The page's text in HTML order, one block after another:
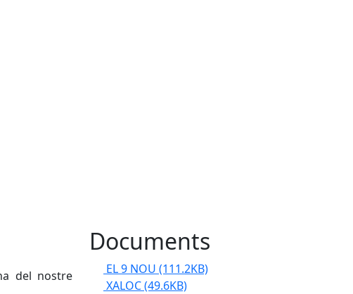
del nostre
Documents
EL 9 NOU (111.2KB)
XALOC(49.6KB)